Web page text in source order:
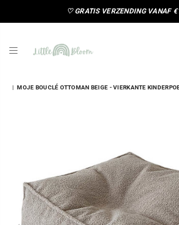
♡ GRATIS VERZENDING VANAF
| MOJE BOUCLÉ OTTOMAN BEIGE - VIERKANTE